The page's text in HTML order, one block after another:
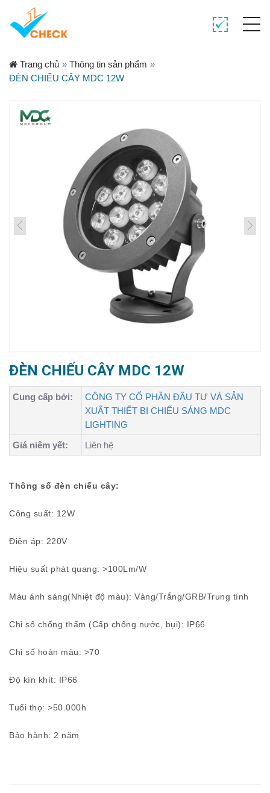
Trang chủ » Thông tin sản phẩm »
ĐÈN CHIẾU CÂY MDC 12W
ĐÈN CHIẾU CÂY MDC 12W
Cung cấp bởi:
CÔNG TY CỔ PHẦN ĐẦU TƯ VÀ SẢN
XUẤT THIẾT BỊ CHIẾU SÁNG MDC
LIGHTING
Giá niêm yết:
Liên hệ
Thông số đèn chiếu cây:
Công suất: 12W
Điện áp: 220V
Hiệu suất phát quang: >100Lm/W
Màu ánh sáng(Nhiệt độ màu): Vàng/Trắng/GRB/Trung tính
Chỉ số chống thấm (Cấp chống nước, bụi): IP66
Chỉ số hoàn màu: >70
Độ kín khít: IP66
Tuổi thọ: >50.000h
Bảo hành: 2 năm